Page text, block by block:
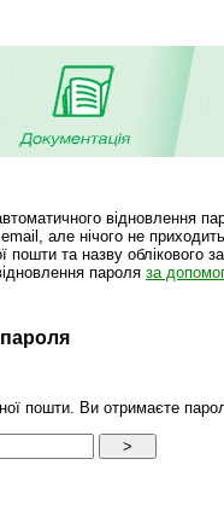
відновлення
але нічого не
пошти та назву облікового
пароля за
пошти. Ви отримаєте